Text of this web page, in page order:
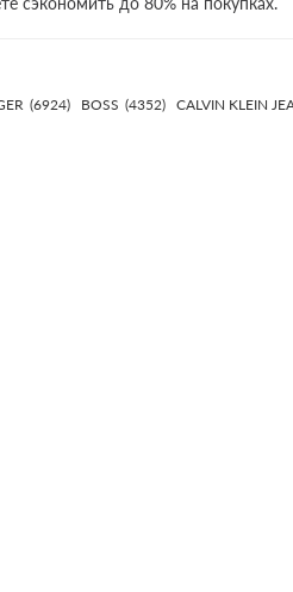
(6924) BOSS (4352) CALVIN KLEIN